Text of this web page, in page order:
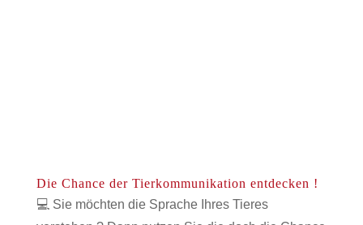
Die Chance der Tierkommunikation entdecken !
💻 Sie möchten die Sprache Ihres Tieres